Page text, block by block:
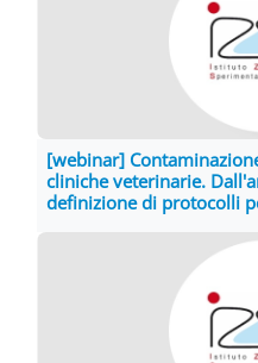
[webinar]
cliniche veterinarie.
definizione di protocolli